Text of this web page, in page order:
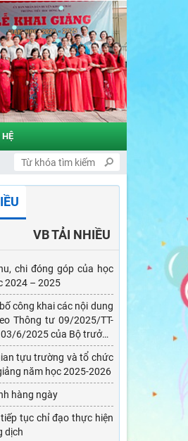
HỆ
VB TẢI NHIỀU
chi đóng góp của học
2024 – 2025
công khai các nội dung
Thông tư 09/2025/TT-
6/2025 của Bộ trưởng
học 2024-2025
tựu trường và tổ chức
khai giảng năm học 2025-2026
hàng ngày
tục chỉ đạo thực hiện
dịch